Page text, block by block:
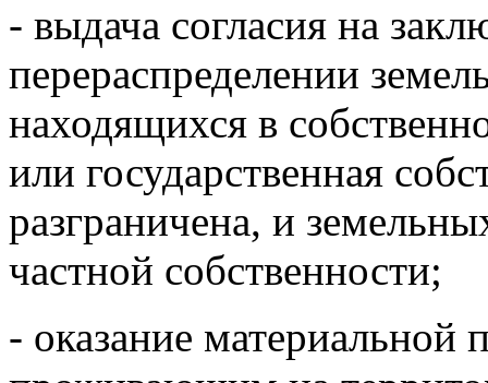
- выдача согласия на
перераспределении
находящихся в
или государственная
разграничена, и
частной собственности;
- оказание